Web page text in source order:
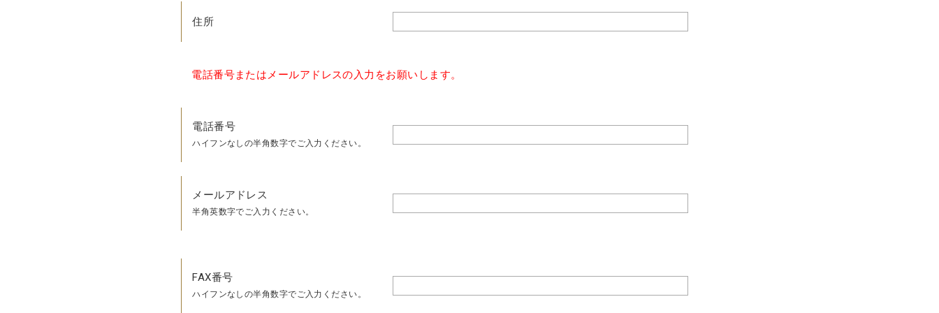
住所
電話番号またはメールアドレスの入力をお願いします。
電話番号
ハイフンなしの半角数字でご入力ください。
メールアドレス
半角英数字でご入力ください。
FAX番号
ハイフンなしの半角数字でご入力ください。